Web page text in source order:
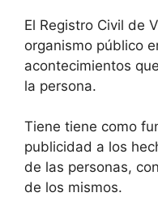
El Registro Civil de
organismo público
acontecimientos
la persona.
Tiene tiene como
publicidad a los
de las personas,
de los mismos.